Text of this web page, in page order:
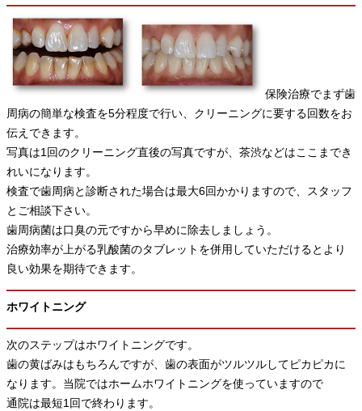
保険治療でまず歯
周病の簡単な検査を5分程度で行い、クリーニングに要する回数をお
伝えできます。
写真は1回のクリーニング直後の写真ですが、茶渋などはここまでき
れいになります。
検査で歯周病と診断された場合は最大6回かかりますので、スタッフ
とご相談下さい。
歯周病菌は口臭の元ですから早めに除去しましょう。
治療効率が上がる乳酸菌のタブレットを併用していただけるとより
良い効果を期待できます。
ホワイトニング
次のステップはホワイトニングです。
歯の黄ばみはもちろんですが、歯の表面がツルツルしてピカピカに
なります。当院ではホームホワイトニングを使っていますので
通院は最短1回で終わります。